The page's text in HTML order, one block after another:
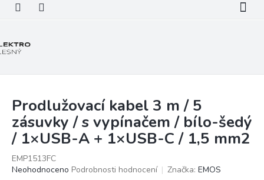
Prodlužovací kabel 3 m / 5
zásuvky / s vypínačem / bílo-šedý
/ 1×USB-A + 1×USB-C / 1,5 mm2
EMP1513FC
Průměrné
Neohodnoceno Podrobnosti hodnocení Značka: EMOS